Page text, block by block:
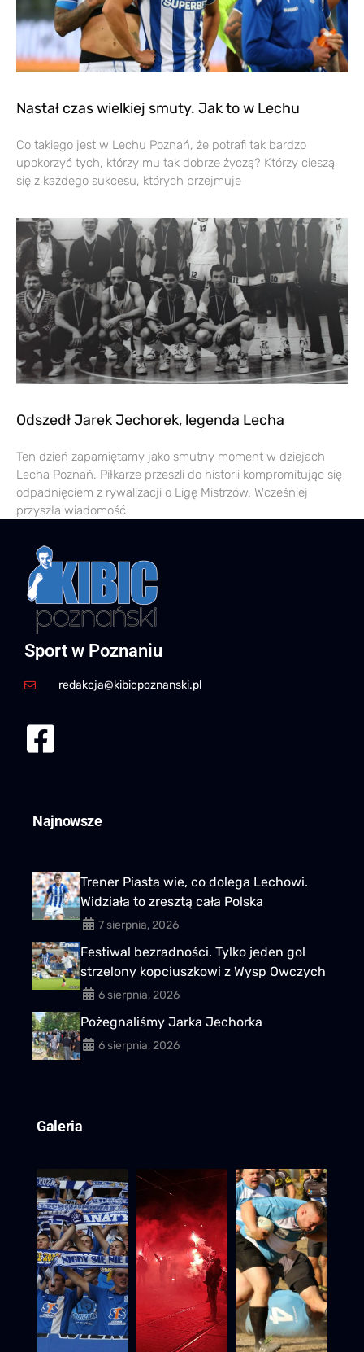
Nastał czas wielkiej smuty. Jak to w Lechu
Co takiego jest w Lechu Poznań, że potrafi tak bardzo
upokorzyć tych, którzy mu tak dobrze życzą? Którzy cieszą
się z każdego sukcesu, których przejmuje
Odszedł Jarek Jechorek, legenda Lecha
Ten dzień zapamiętamy jako smutny moment w dziejach
Lecha Poznań. Piłkarze przeszli do historii kompromitując się
odpadnięciem z rywalizacji o Ligę Mistrzów. Wcześniej
przyszła wiadomość
Sport w Poznaniu
redakcja@kibicpoznanski.pl
Najnowsze
Trener Piasta wie, co dolega Lechowi.
Widziała to zresztą cała Polska
7 sierpnia, 2026
Festiwal bezradności. Tylko jeden gol
strzelony kopciuszkowi z Wysp Owczych
6 sierpnia, 2026
Pożegnaliśmy Jarka Jechorka
6 sierpnia, 2026
Galeria